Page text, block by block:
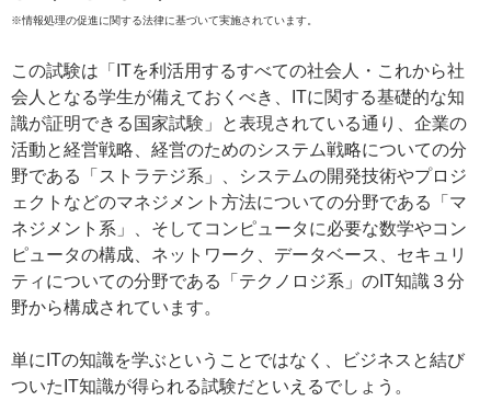
※情報処理の促進に関する法律に基づいて実施されています。
この試験は「ITを利活用するすべての社会人・これから社
会人となる学生が備えておくべき、ITに関する基礎的な知
識が証明できる国家試験」と表現されている通り、企業の
活動と経営戦略、経営のためのシステム戦略についての分
野である「ストラテジ系」、システムの開発技術やプロジ
ェクトなどのマネジメント方法についての分野である「マ
ネジメント系」、そしてコンピュータに必要な数学やコン
ピュータの構成、ネットワーク、データベース、セキュリ
ティについての分野である「テクノロジ系」のIT知識３分
野から構成されています。
単にITの知識を学ぶということではなく、ビジネスと結び
ついたIT知識が得られる試験だといえるでしょう。